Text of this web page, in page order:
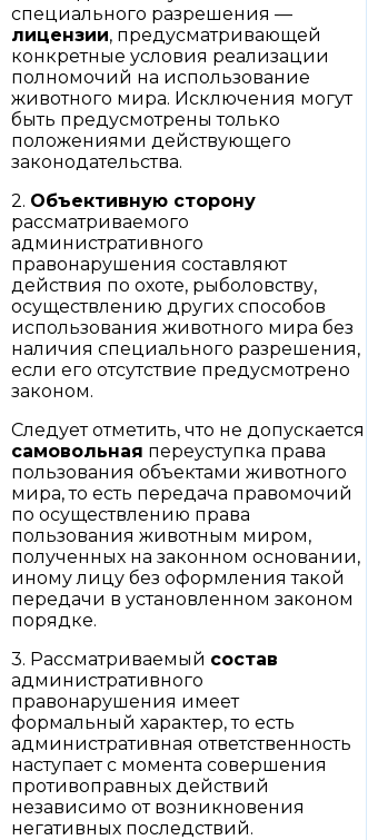
специального разрешения —
лицензии, предусматривающей
конкретные условия реализации
полномочий на использование
животного мира. Исключения могут
быть предусмотрены только
положениями действующего
законодательства.
2. Объективную сторону
рассматриваемого
административного
правонарушения составляют
действия по охоте, рыболовству,
осуществлению других способов
использования животного мира без
наличия специального разрешения,
если его отсутствие предусмотрено
законом.
Следует отметить, что не допускается
самовольная переуступка права
пользования объектами животного
мира, то есть передача правомочий
по осуществлению права
пользования животным миром,
полученных на законном основании,
иному лицу без оформления такой
передачи в установленном законом
порядке.
3. Рассматриваемый состав
административного
правонарушения имеет
формальный характер, то есть
административная ответственность
наступает с момента совершения
противоправных действий
независимо от возникновения
негативных последствий.